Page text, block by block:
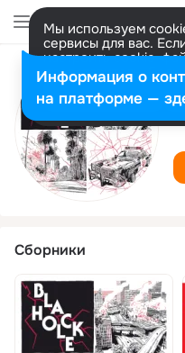
Мы используем
сервисы для вас.
настроить cookie-
представитель.
Разрешить все
Сборники
Информация о
на платформе —